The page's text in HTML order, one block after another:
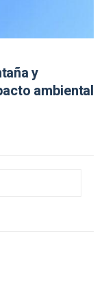
y
ambiental